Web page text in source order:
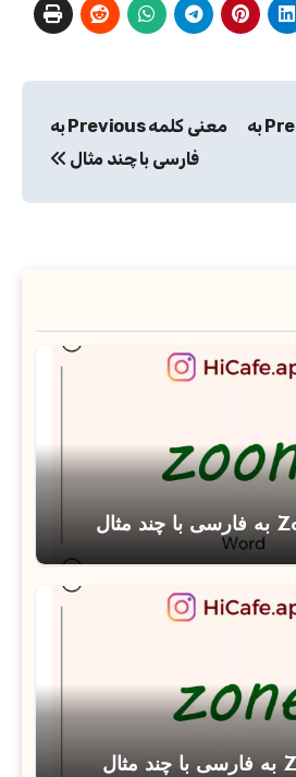
معنی کلمه Present به
معنی کلمه Previous به
فارسی با چند مثال